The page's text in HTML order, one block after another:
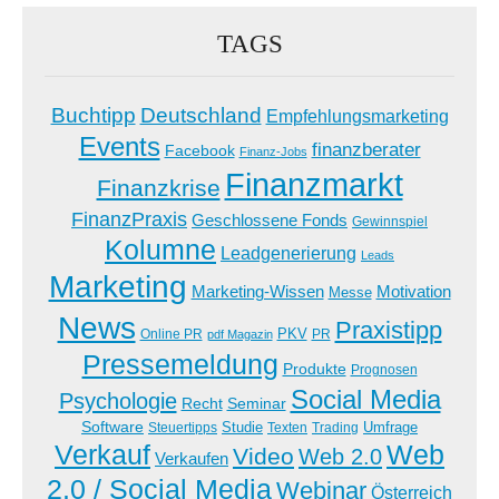
TAGS
Buchtipp Deutschland Empfehlungsmarketing
Events Facebook Finanz-Jobs finanzberater
Finanzkrise Finanzmarkt
FinanzPraxis Geschlossene Fonds Gewinnspiel
Kolumne Leadgenerierung Leads
Marketing Marketing-Wissen Messe Motivation
News Online PR pdf Magazin PKV PR Praxistipp
Pressemeldung Produkte Prognosen
Psychologie Recht Seminar Social Media
Software Steuertipps Studie Texten Trading Umfrage
Verkauf Verkaufen Video Web 2.0Web
2.0 / Social MediaWebinar Österreich